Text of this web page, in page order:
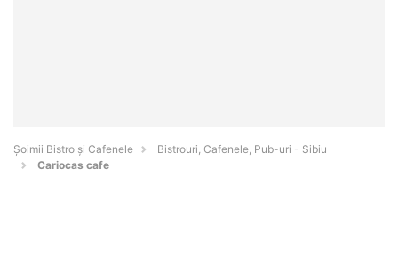
Șoimii Bistro și Cafenele
Bistrouri, Cafenele, Pub-uri - Sibiu
Cariocas cafe